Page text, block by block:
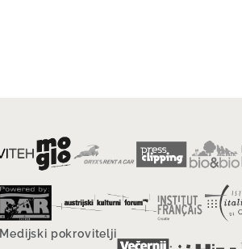
Medijski pokrovitelji